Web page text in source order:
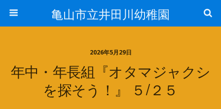
亀山市立井田川幼稚園
2026年5月29日
年中・年長組『オタマジャクシ
を探そう！』 ５/２５